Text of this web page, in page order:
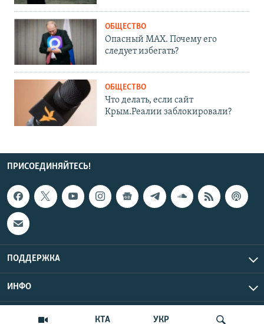
КТА УКР
ОБЩЕСТВО
Опасный MAX. Почему его
следует избегать?
ОБЩЕСТВО
Что делать, если сайт
Крым.Реалии заблокировали?
ПРИСОЕДИНЯЙТЕСЬ!
ПОДДЕРЖКА
ИНФО
Copyright Крым.Реалии, 2026 | Все права защищены.
UTC+3